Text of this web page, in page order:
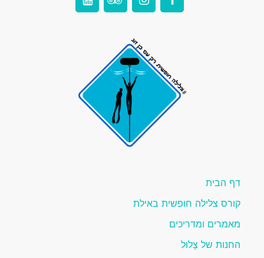
דף הבית
קורס צלילה חופשית באילת
מאמרים ומדריכים
החנות של צָלוּל